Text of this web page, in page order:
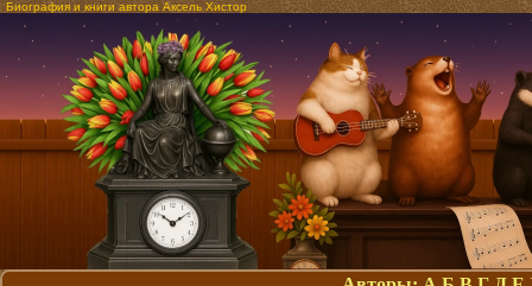
Биография и книги автора Аксель Хистор